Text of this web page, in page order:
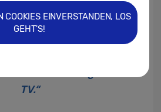
Geschäfts bei Samsung
verstärkt Samsung
TV.“
COOKIES EINVERSTANDEN, LOS
GEHT'S!